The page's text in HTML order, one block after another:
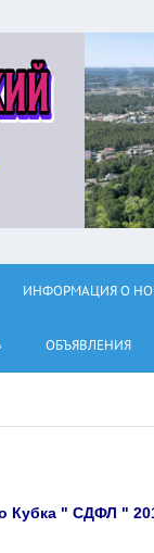
ИНФОРМАЦИЯ О
ОБЪЯВЛЕНИЯ
Кубка " СДФЛ "